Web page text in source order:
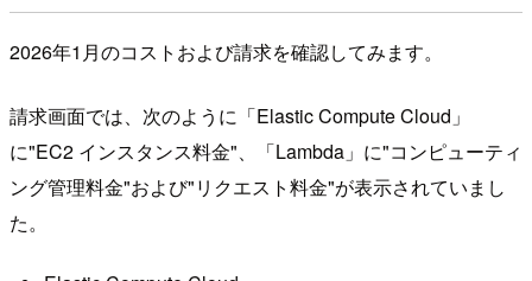
2026年1月のコストおよび請求を確認してみます。
請求画面では、次のように「Elastic Compute Cloud」
に"EC2 インスタンス料金"、「Lambda」に"コンピューティ
ング管理料金"および"リクエスト料金"が表示されていまし
た。